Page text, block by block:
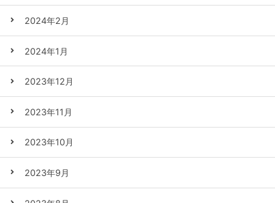
2024年2月
2024年1月
2023年12月
2023年11月
2023年10月
2023年9月